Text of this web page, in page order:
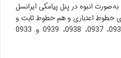
صورت انبوه در پنل پیامکی ایرانسل
خطوط اعتباری و هم خطوط ثابت و
کلیه پیش شماره های 0935، 0936، 0937، 0938، 0939 و 0933